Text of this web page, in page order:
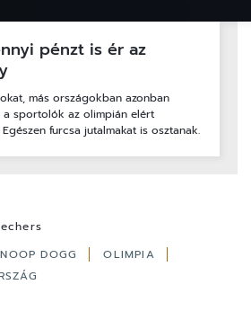
pénzt is ér az
más országokban azonban
a sportolók az olimpián elért
furcsa jutalmakat is osztanak.
DOGG
OLIMPIA